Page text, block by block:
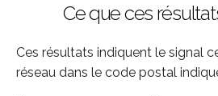
Ce que ces
Ces résultats indiquent le signal
réseau dans le code postal